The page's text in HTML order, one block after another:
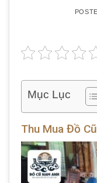
Mục Lục
Thu Mua Đồ